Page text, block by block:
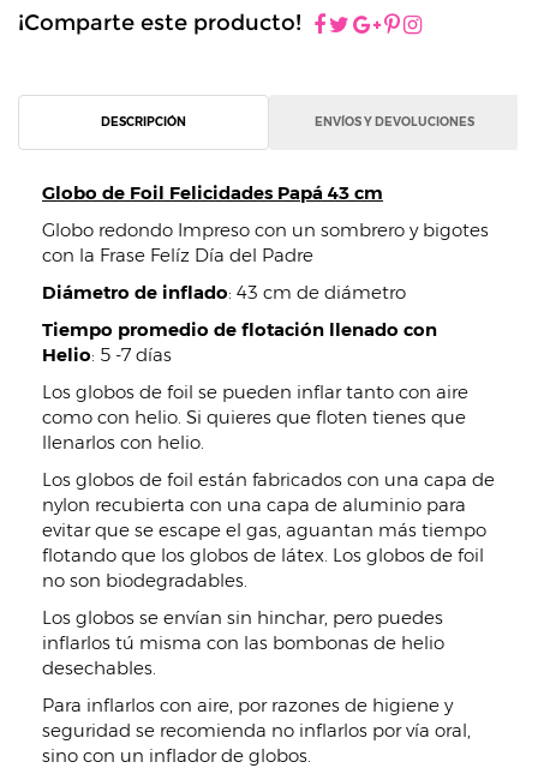
¡Comparte este producto!
DESCRIPCIÓN ENVÍOS Y DEVOLUCIONES
Globo de Foil Felicidades Papá 43 cm
Globo redondo Impreso con un sombrero y bigotes
con la Frase Felíz Día del Padre
Diámetro de inflado: 43 cm de diámetro
Tiempo promedio de flotación llenado con
Helio: 5 -7 días
Los globos de foil se pueden inflar tanto con aire
como con helio. Si quieres que floten tienes que
llenarlos con helio.
Los globos de foil están fabricados con una capa de
nylon recubierta con una capa de aluminio para
evitar que se escape el gas, aguantan más tiempo
flotando que los globos de látex. Los globos de foil
no son biodegradables.
Los globos se envían sin hinchar, pero puedes
inflarlos tú misma con las bombonas de helio
desechables.
Para inflarlos con aire, por razones de higiene y
seguridad se recomienda no inflarlos por vía oral,
sino con un inflador de globos.